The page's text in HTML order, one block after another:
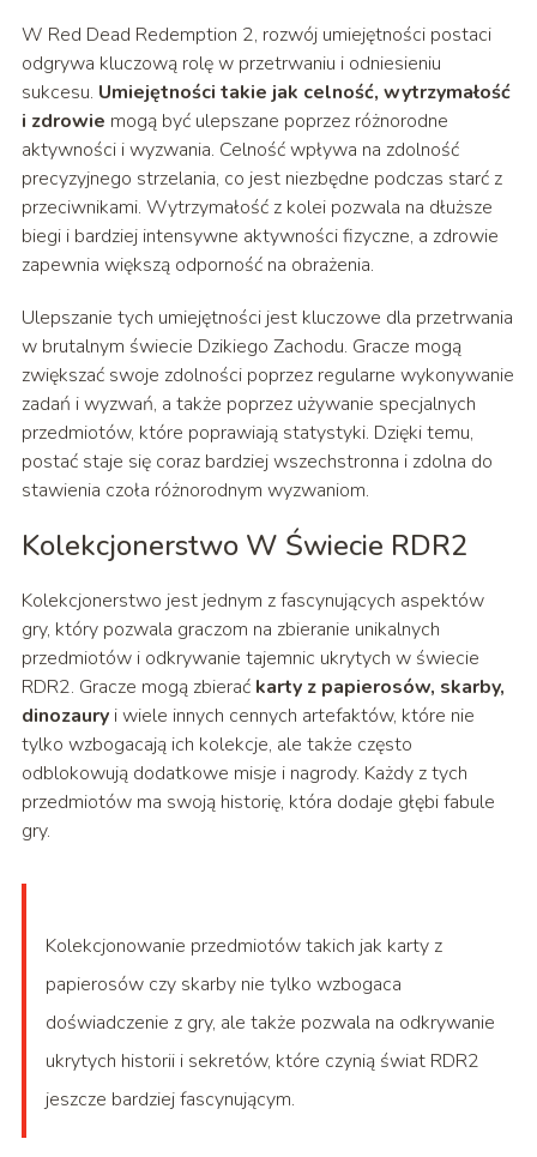
W Red Dead Redemption 2, rozwój umiejętności postaci
odgrywa kluczową rolę w przetrwaniu i odniesieniu
sukcesu. Umiejętności takie jak celność, wytrzymałość
i zdrowie mogą być ulepszane poprzez różnorodne
aktywności i wyzwania. Celność wpływa na zdolność
precyzyjnego strzelania, co jest niezbędne podczas starć z
przeciwnikami. Wytrzymałość z kolei pozwala na dłuższe
biegi i bardziej intensywne aktywności fizyczne, a zdrowie
zapewnia większą odporność na obrażenia.
Ulepszanie tych umiejętności jest kluczowe dla przetrwania
w brutalnym świecie Dzikiego Zachodu. Gracze mogą
zwiększać swoje zdolności poprzez regularne wykonywanie
zadań i wyzwań, a także poprzez używanie specjalnych
przedmiotów, które poprawiają statystyki. Dzięki temu,
postać staje się coraz bardziej wszechstronna i zdolna do
stawienia czoła różnorodnym wyzwaniom.
Kolekcjonerstwo W Świecie RDR2
Kolekcjonerstwo jest jednym z fascynujących aspektów
gry, który pozwala graczom na zbieranie unikalnych
przedmiotów i odkrywanie tajemnic ukrytych w świecie
RDR2. Gracze mogą zbierać karty z papierosów, skarby,
dinozauryi wiele innych cennych artefaktów, które nie
tylko wzbogacają ich kolekcje, ale także często
odblokowują dodatkowe misje i nagrody. Każdy z tych
przedmiotów ma swoją historię, która dodaje głębi fabule
gry.
Kolekcjonowanie przedmiotów takich jak karty z
papierosów czy skarby nie tylko wzbogaca
doświadczenie z gry, ale także pozwala na odkrywanie
ukrytych historii i sekretów, które czynią świat RDR2
jeszcze bardziej fascynującym.